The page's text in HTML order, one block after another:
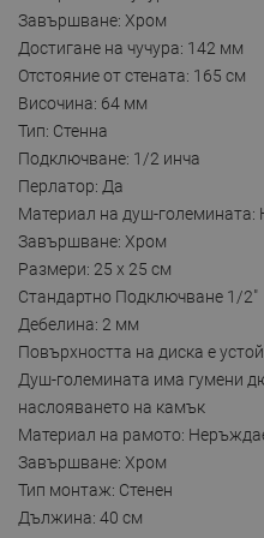
Завършване: Хром
Достигане на чучура: 142 мм
Отстояние от стената: 165 см
Височина: 64 мм
Тип: Стенна
Подключване: 1/2 инча
Перлатор: Да
Материал на душ-
Завършване: Хром
Размери: 25 x 25 см
Стандартно Подключване 1/2"
Дебелина: 2 мм
Повърхността на диска е
Душ-големината има гумени
наслояването на камък
Материал на рамото:
Завършване: Хром
Тип монтаж: Стенен
Дължина: 40 см